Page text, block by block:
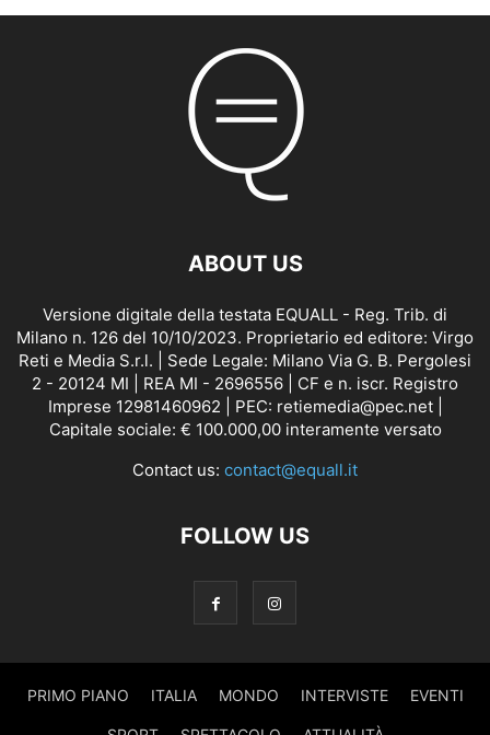
ABOUT US
Versione digitale della testata EQUALL - Reg. Trib. di
Milano n. 126 del 10/10/2023. Proprietario ed editore: Virgo
Reti e Media S.r.l. | Sede Legale: Milano Via G. B. Pergolesi
2 - 20124 MI | REA MI - 2696556 | CF e n. iscr. Registro
Imprese 12981460962 | PEC: retiemedia@pec.net |
Capitale sociale: € 100.000,00 interamente versato
Contact us: contact@equall.it
FOLLOW US
PRIMO PIANO ITALIA MONDO INTERVISTE EVENTI